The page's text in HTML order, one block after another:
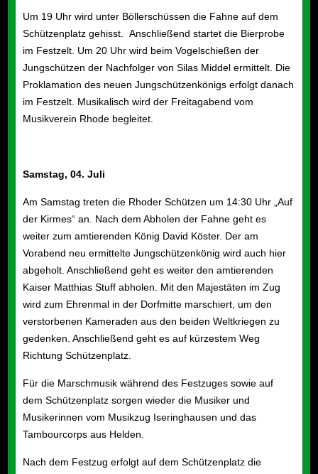
Um 19 Uhr wird unter Böllerschüssen die Fahne auf dem
Schützenplatz gehisst. Anschließend startet die Bierprobe
im Festzelt. Um 20 Uhr wird beim Vogelschießen der
Jungschützen der Nachfolger von Silas Middelermittelt. Die
Proklamation des neuen Jungschützenkönigs erfolgt danach
im Festzelt. Musikalisch wird der Freitagabend vom
Musikverein Rhode begleitet.
Samstag, 04. Juli
Am Samstag treten die Rhoder Schützen um 14:30 Uhr „Auf
der Kirmes“ an. Nach dem Abholen der Fahne geht es
weiter zum amtierenden König David Köster. Der am
Vorabend neu ermittelte Jungschützenkönig wird auch hier
abgeholt. Anschließend geht es weiter den amtierenden
Kaiser Matthias Stuff abholen. Mit den Majestäten im Zug
wird zum Ehrenmal in der Dorfmitte marschiert, um den
verstorbenen Kameraden aus den beiden Weltkriegen zu
gedenken. Anschließend geht es auf kürzestem Weg
Richtung Schützenplatz.
Für die Marschmusik während des Festzuges sowie auf
dem Schützenplatz sorgen wieder die Musiker und
Musikerinnen vom Musikzug Iseringhausen und das
Tambourcorps aus Helden.
Nach dem Festzug erfolgt auf dem Schützenplatz die